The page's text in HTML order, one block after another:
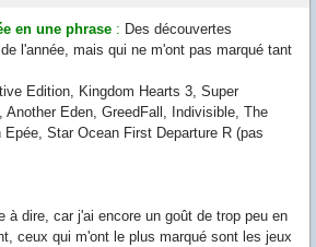
en une phrase : Des découvertes
l'année, mais qui ne m'ont pas marqué tant
Edition, Kingdom Hearts 3, Super
Another Eden, GreedFall, Indivisible, The
Star Ocean First Departure R (pas
à dire, car j'ai encore un goût de trop peu en
ceux qui m'ont le plus marqué sont les jeux